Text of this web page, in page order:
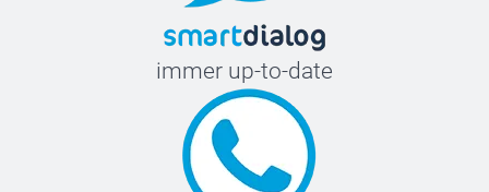
immer up-to-date